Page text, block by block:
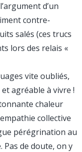
d’un
contre-
salés (ces trucs
lors des relais «
vite oubliés,
agréable à vivre !
chaleur
collective
pérégrination au
Pas de doute, on y